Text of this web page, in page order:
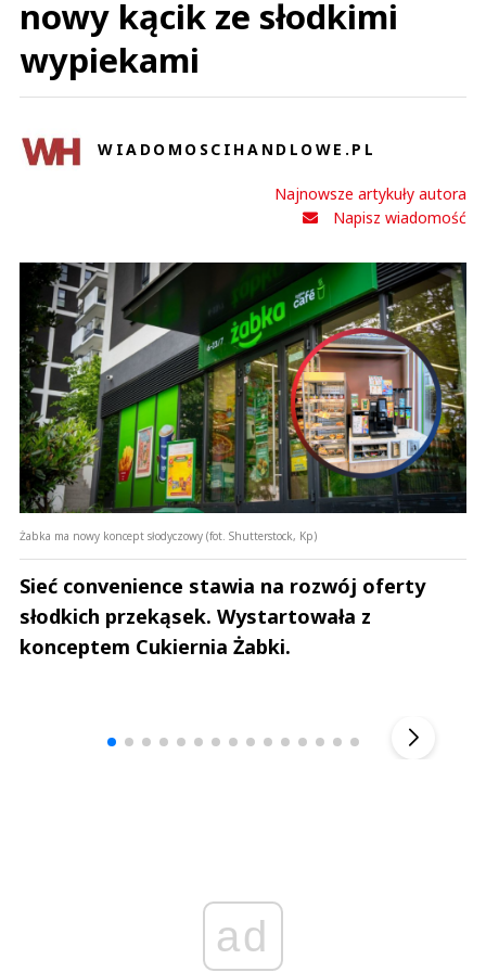
nowy kącik ze słodkimi
wypiekami
WIADOMOSCIHANDLOWE.PL
Najnowsze artykuły autora
Napisz wiadomość
Żabka ma nowy koncept słodyczowy (fot. Shutterstock, Kp)
Sieć convenience stawia na rozwój oferty
słodkich przekąsek. Wystartowała z
konceptem Cukiernia Żabki.
ad